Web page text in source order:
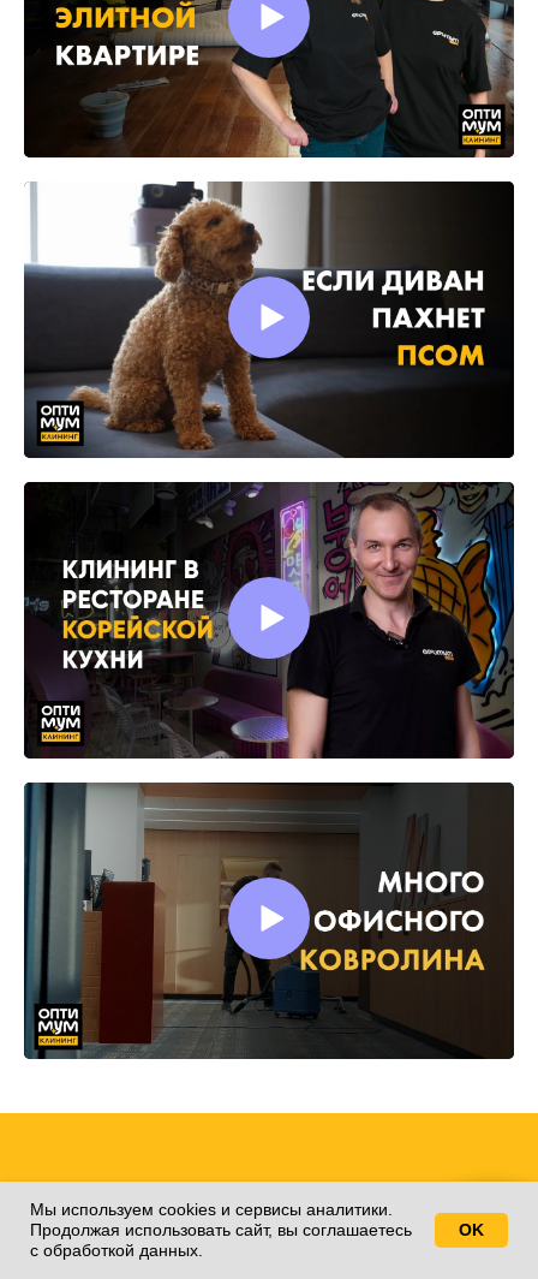
Свяжитесь с нами!
Мы используем cookies и сервисы аналитики.
Продолжая использовать сайт, вы соглашаетесь
с обработкой данных.
OK
Заявка на расчет
клининга